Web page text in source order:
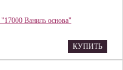
Ваниль основа"
КУПИТЬ